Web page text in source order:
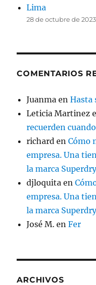
Lima
28 de octubre de 2023
COMENTARIOS
Juanma enHasta
Leticia Martinez
recuerden
richard enCómo
empresa. Una
la marca
djloquita en
empresa. Una
la marca
José M. enFer
ARCHIVOS